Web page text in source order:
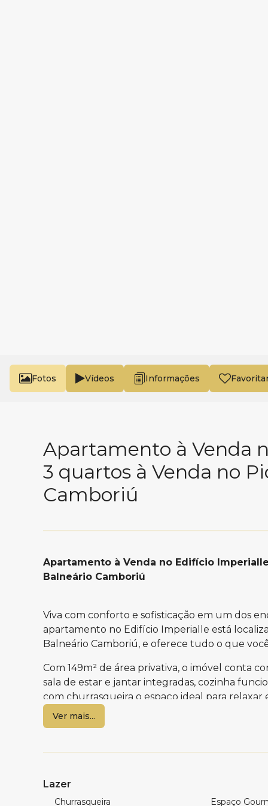
Fotos Vídeos
Apartamento à Venda
3 quartos à Venda no
Camboriú
Apartamento à Venda no Edifício
Balneário Camboriú
Viva com conforto e sofisticação em um dos
apartamento no Edifício Imperialle está
Balneário Camboriú, e oferece tudo o que
Com 149m² de área privativa, o imóvel conta
sala de estar e jantar integradas, cozinha
com churrasqueira o espaço ideal para
amigos. Além disso, possui duas vagas de
Característica do imóvel:
Ver mais...
Lazer
Churrasqueira Espaço